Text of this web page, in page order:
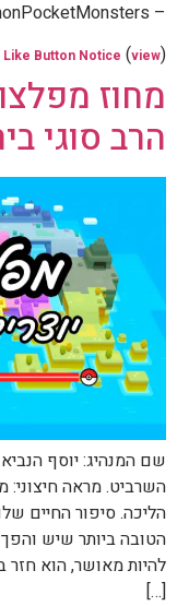
– PokemonPocketMonsters
Like Button Notice (view)
מחוז
הרב סוגי
שם המנהיג: יוסף
השרביט. מראה חיצוני:
הליכה. סיפור החיים
הטובה ביותר שיש
להיות מאושר, הוא
[…]